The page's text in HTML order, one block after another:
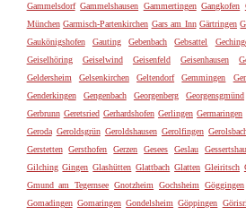
Gammelsdorf Gammelshausen Gammertingen Gangkofen
München Garmisch-Partenkirchen Gars am Inn Gärtringen
Gaukönigshofen
Gauting Gebenbach Gebsattel
Geiselhöring
Geiselwind Geisenfeld Geisenhausen
Geldersheim
Gelsenkirchen Geltendorf Gemmingen
Genderkingen
Gengenbach Georgenberg Georgensgmünd
Gerbrunn Geretsried Gerhardshofen Gerlingen Germaringen
Geroda Geroldsgrün Geroldshausen Gerolfingen
Gerstetten
Gersthofen Gerzen Gesees Geslau
Gilching Gingen Glashütten Glattbach Glatten Gleiritsch
Gmund am Tegernsee Gnotzheim Gochsheim Göggingen
Gomadingen Gomaringen Gondelsheim Göppingen